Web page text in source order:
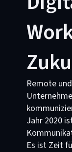
Remote
Jahr 2020
Es ist Zeit